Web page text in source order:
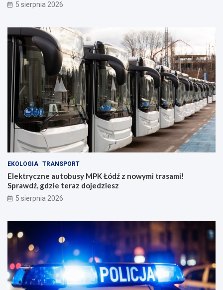
5 sierpnia 2026
EKOLOGIA TRANSPORT
Elektryczne autobusy MPK Łódź z nowymi trasami!
Sprawdź, gdzie teraz dojedziesz
5 sierpnia 2026